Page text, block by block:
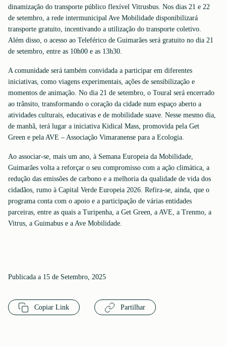
dinamização do transporte público flexível Vitrusbus. Nos dias 21 e 22
de setembro, a rede intermunicipal Ave Mobilidade disponibilizará
transporte gratuito, incentivando a utilização do transporte coletivo.
Além disso, o acesso ao Teleférico de Guimarães será gratuito no dia 21
de setembro, entre as 10h00 e as 13h30.
A comunidade será também convidada a participar em diferentes
iniciativas, como viagens experimentais, ações de sensibilização e
momentos de animação. No dia 21 de setembro, o Toural será encerrado
ao trânsito, transformando o coração da cidade num espaço aberto a
atividades culturais, educativas e de mobilidade suave. Nesse mesmo dia,
de manhã, terá lugar a iniciativa Kidical Mass, promovida pela Get
Green e pela AVE – Associação Vimaranense para a Ecologia.
Ao associar-se, mais um ano, à Semana Europeia da Mobilidade,
Guimarães volta a reforçar o seu compromisso com a ação climática, a
redução das emissões de carbono e a melhoria da qualidade de vida dos
cidadãos, rumo à Capital Verde Europeia 2026. Refira-se, ainda, que o
programa conta com o apoio e a participação de várias entidades
parceiras, entre as quais a Turipenha, a Get Green, a AVE, a Trenmo, a
Vitrus, a Guimabus e a Ave Mobilidade.
Publicada a 15 de Setembro, 2025
Copiar Link Partilhar